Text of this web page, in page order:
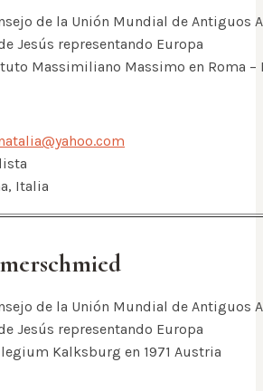
de la Unión Mundial de Antiguos
Jesús representando Europa
Massimiliano Massimo en Roma –
Italia
de la Unión Mundial de Antiguos
Jesús representando Europa
Kalksburg en 1971 Austria